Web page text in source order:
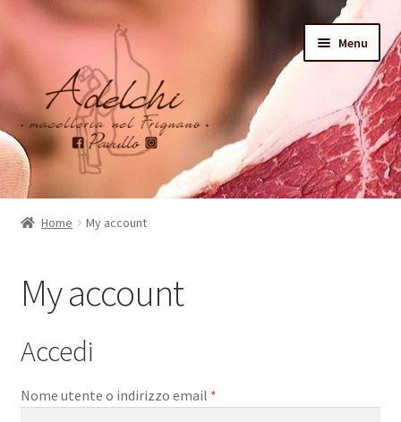
navigazione
contenuto
Menu
Home
Shop
Home My account
My account
Accedi
Nome utente o indirizzo email *Richiesto